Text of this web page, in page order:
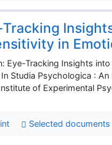
in
Eye-Tracking Insights
Studia Psychologica :
of Experimental
Selected documents